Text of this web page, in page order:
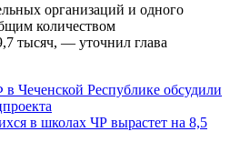
организаций и одного
количеством
тысяч, — уточнил глава
Чеченской Республике обсудили
в школах ЧР вырастет на 8,5